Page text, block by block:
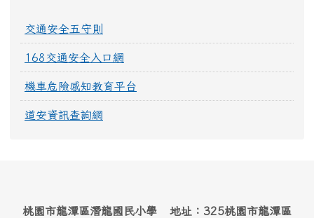
交通安全五守則
168交通安全入口網
機車危險感知教育平台
道安資訊查詢網
桃園市龍潭區潛龍國民小學 地址：325桃園市龍潭區